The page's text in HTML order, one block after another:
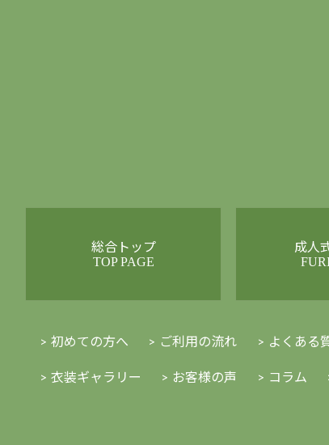
総合トップ
TOP PAGE
成人
初めての方へ ご利用の流れ よくある
衣装ギャラリー お客様の声 コラム